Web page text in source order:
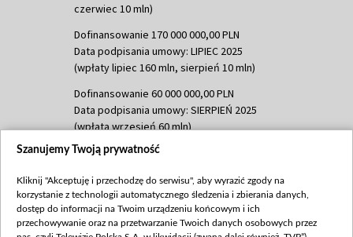
czerwiec 10 mln)
Dofinansowanie 170 000 000,00 PLN
Data podpisania umowy: LIPIEC 2025
(wpłaty lipiec 160 mln, sierpień 10 mln)
Dofinansowanie 60 000 000,00 PLN
Data podpisania umowy: SIERPIEŃ 2025
(wpłata wrzesień 60 mln)
Dofinansowanie 635 783 051,21 PLN
(wpłata wrzesień 100 mln, październik 350
mln, listopad 265 mln)
Dofinansowanie 48 862 000,00 PLN
Szanujemy Twoją prywatność
Kliknij "Akceptuję i przechodzę do serwisu", aby wyrazić zgody na
korzystanie z technologii automatycznego śledzenia i zbierania danych,
dostęp do informacji na Twoim urządzeniu końcowym i ich
przechowywanie oraz na przetwarzanie Twoich danych osobowych przez